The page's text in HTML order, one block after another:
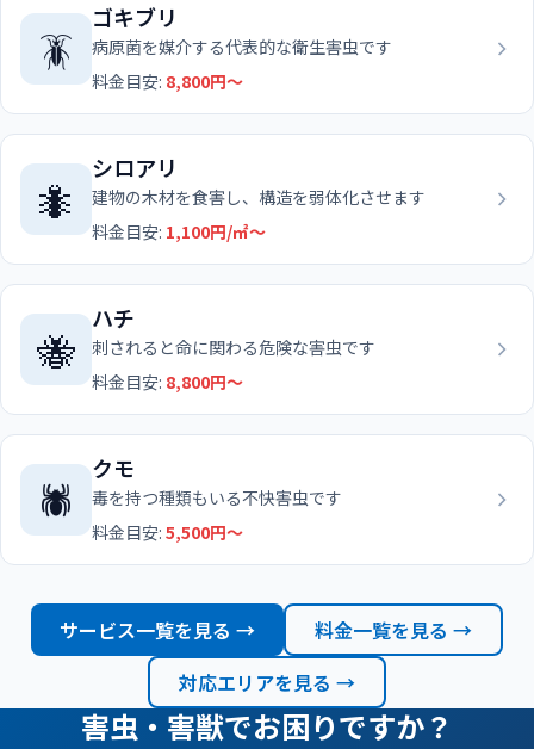
🪳
ゴキブリ
病原菌を媒介する代表的な衛生害虫です
料金目安: 8,800円〜
🐜
シロアリ
建物の木材を食害し、構造を弱体化させます
料金目安: 1,100円/㎡〜
🐝
ハチ
刺されると命に関わる危険な害虫です
料金目安: 8,800円〜
🕷️
クモ
毒を持つ種類もいる不快害虫です
料金目安: 5,500円〜
サービス一覧を見る →
料金一覧を見る →
対応エリアを見る →
害虫・害獣でお困りですか？